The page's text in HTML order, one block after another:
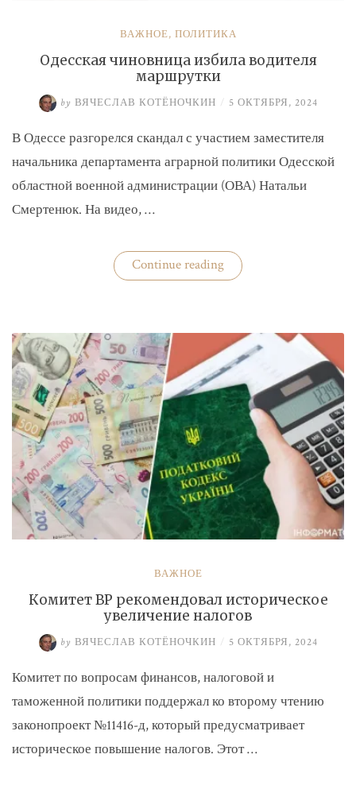
ВАЖНОЕ, ПОЛИТИКА
Одесская чиновница избила водителя
маршрутки
by ВЯЧЕСЛАВ КОТЁНОЧКИН / 5 ОКТЯБРЯ, 2024
В Одессе разгорелся скандал с участием заместителя
начальника департамента аграрной политики Одесской
областной военной администрации (ОВА) Натальи
Смертенюк. На видео, …
Continue reading«Одесская
чиновница
ВАЖНОЕ
Комитет ВР рекомендовал историческое
увеличение налогов
by ВЯЧЕСЛАВ КОТЁНОЧКИН / 5 ОКТЯБРЯ, 2024
Комитет по вопросам финансов, налоговой и
таможенной политики поддержал ко второму чтению
законопроект №11416-д, который предусматривает
историческое повышение налогов. Этот …